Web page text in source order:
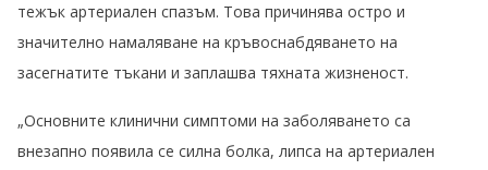
тежък артериален спазъм. Това причинява остро и
значително намаляване на кръвоснабдяването на
засегнатите тъкани и заплашва тяхната жизненост.
„Основните клинични симптоми на заболяването са
внезaпно появила се силна болка, липса на артериален